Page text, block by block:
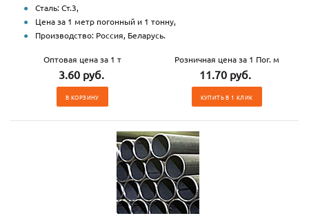
Сталь: Ст.3,
Цена за 1 метр погонный и 1 тонну,
Производство: Россия, Беларусь.
Оптовая цена за 1 т
3.60 руб.
В КОРЗИНУ
Розничная цена за 1 Пог. м
11.70 руб.
КУПИТЬ В 1 КЛИК